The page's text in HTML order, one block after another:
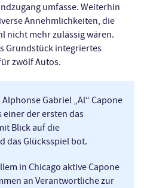
umfasse. Weiterhin
Annehmlichkeiten, die
nicht mehr zulässig wären.
Grundstück integriertes
zwölf Autos.
Alphonse Gabriel „Al“ Capone
einer der ersten das
Blick auf die
das Glücksspiel bot.
in Chicago aktive Capone
an Verantwortliche zur